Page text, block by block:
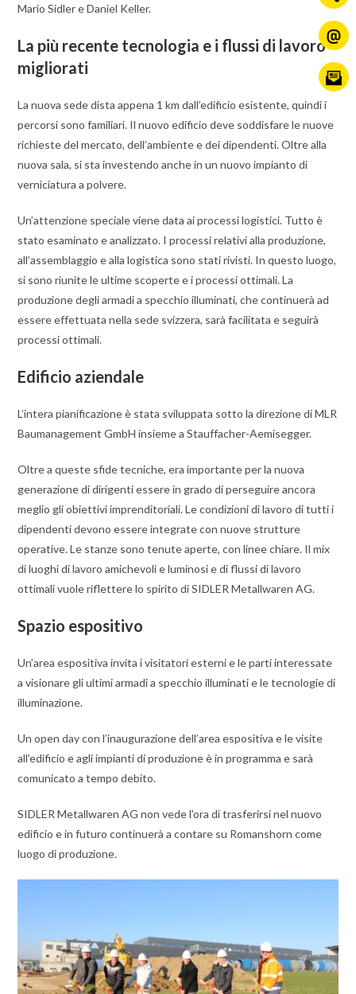
Mario Sidler e Daniel Keller.
La più recente tecnologia e i flussi di lavoro
migliorati
La nuova sede dista appena 1 km dall’edificio esistente, quindi i
percorsi sono familiari. Il nuovo edificio deve soddisfare le nuove
richieste del mercato, dell’ambiente e dei dipendenti. Oltre alla
nuova sala, si sta investendo anche in un nuovo impianto di
verniciatura a polvere.
Un’attenzione speciale viene data ai processi logistici. Tutto è
stato esaminato e analizzato. I processi relativi alla produzione,
all’assemblaggio e alla logistica sono stati rivisti. In questo luogo,
si sono riunite le ultime scoperte e i processi ottimali. La
produzione degli armadi a specchio illuminati, che continuerà ad
essere effettuata nella sede svizzera, sarà facilitata e seguirà
processi ottimali.
Edificio aziendale
L’intera pianificazione è stata sviluppata sotto la direzione di MLR
Baumanagement GmbH insieme a Stauffacher-Aemisegger.
Oltre a queste sfide tecniche, era importante per la nuova
generazione di dirigenti essere in grado di perseguire ancora
meglio gli obiettivi imprenditoriali. Le condizioni di lavoro di tutti i
dipendenti devono essere integrate con nuove strutture
operative. Le stanze sono tenute aperte, con linee chiare. Il mix
di luoghi di lavoro amichevoli e luminosi e di flussi di lavoro
ottimali vuole riflettere lo spirito di SIDLER Metallwaren AG.
Spazio espositivo
Un’area espositiva invita i visitatori esterni e le parti interessate
a visionare gli ultimi armadi a specchio illuminati e le tecnologie di
illuminazione.
Un open day con l’inaugurazione dell’area espositiva e le visite
all’edificio e agli impianti di produzione è in programma e sarà
comunicato a tempo debito.
SIDLER Metallwaren AG non vede l’ora di trasferirsi nel nuovo
edificio e in futuro continuerà a contare su Romanshorn come
luogo di produzione.